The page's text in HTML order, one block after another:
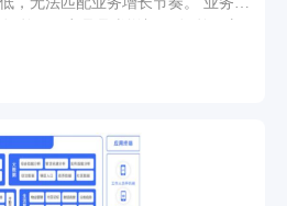
动需求增强，原有分散式管理无
不足时难以及时同步订单环节）。
立项目标 业务全流程数字化 将订
节迁移至系统，替代人工 / 零散工
化，降低错误率。 数据可视化与决